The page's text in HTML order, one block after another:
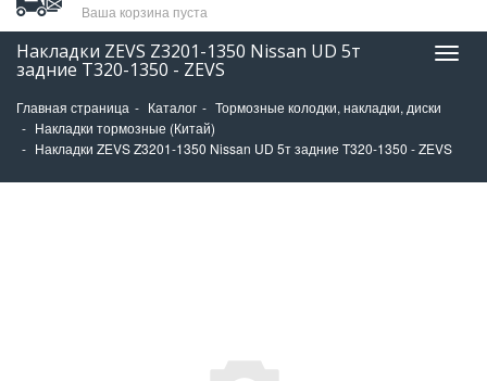
Ваша корзина пуста
Накладки ZEVS Z3201-1350 Nissan UD 5т
задние T320-1350 - ZEVS
Главная страница Каталог
Тормозные колодки, накладки, диски
Накладки тормозные (Китай)
Накладки ZEVS Z3201-1350 Nissan UD 5т задние T320-1350 - ZEVS